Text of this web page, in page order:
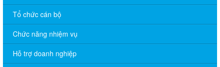
Tổ chức cán bộ
Chức năng nhiệm vụ
Hỗ trợ doanh nghiệp